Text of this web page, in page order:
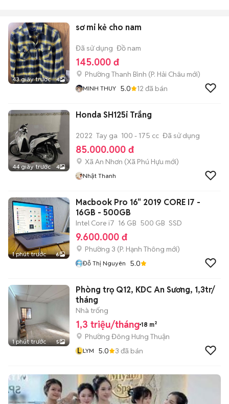
43 giây trước 4
sơ mi kẻ cho nam
Đã sử dụng Đồ nam
145.000 đ
Phường Thanh Bình (P. Hải Châu mới)
MINH THUY 5.0 12 đã bán
44 giây trước 4
Honda SH125i Trắng
2022 Tay ga 100 - 175 cc Đã sử dụng
85.000.000 đ
Xã An Nhơn (Xã Phú Hựu mới)
Nhật Thanh
1 phút trước 6
Macbook Pro 16" 2019 CORE I7 -
16GB - 500GB
Intel Core i7 16 GB 500 GB SSD
9.600.000 đ
Phường 3 (P. Hạnh Thông mới)
Đỗ Thị Nguyên 5.0
1 phút trước 5
Phòng trọ Q12, KDC An Sương, 1,3tr/
tháng
Nhà trống
1,3 triệu/tháng 18 m²
Phường Đông Hưng Thuận
L LYM 5.0 3 đã bán